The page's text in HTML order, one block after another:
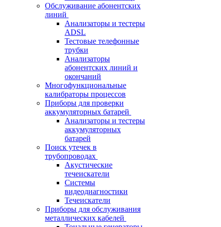
Обслуживание абонентских
линий
Анализаторы и тестеры
ADSL
Тестовые телефонные
трубки
Анализаторы
абонентских линий и
окончаний
Многофункциональные
калибраторы процессов
Приборы для проверки
аккумуляторных батарей
Анализаторы и тестеры
аккумуляторных
батарей
Поиск утечек в
трубопроводах
Акустические
течеискатели
Системы
видеодиагностики
Течеискатели
Приборы для обслуживания
металлических кабелей